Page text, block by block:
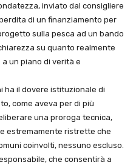
inviato dal consigliere
di un finanziamento per
sulla pesca ad un bando
su quanto realmente
un piano di verità e
ha il dovere istituzionale di
come aveva per di più
una proroga tecnica,
estremamente ristrette che
coinvolti, nessuno escluso.
che consentirà a